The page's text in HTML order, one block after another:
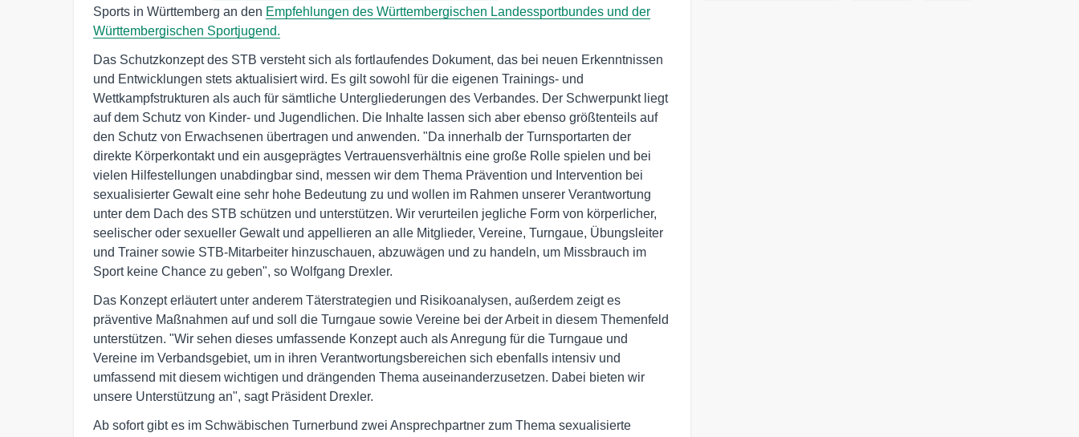
Sports in Württemberg an den Empfehlungen des Württembergischen Landessportbundes und der
Württembergischen Sportjugend.
Das Schutzkonzept des STB versteht sich als fortlaufendes Dokument, das bei neuen Erkenntnissen
und Entwicklungen stets aktualisiert wird. Es gilt sowohl für die eigenen Trainings- und
Wettkampfstrukturen als auch für sämtliche Untergliederungen des Verbandes. Der Schwerpunkt liegt
auf dem Schutz von Kinder- und Jugendlichen. Die Inhalte lassen sich aber ebenso größtenteils auf
den Schutz von Erwachsenen übertragen und anwenden. "Da innerhalb der Turnsportarten der
direkte Körperkontakt und ein ausgeprägtes Vertrauensverhältnis eine große Rolle spielen und bei
vielen Hilfestellungen unabdingbar sind, messen wir dem Thema Prävention und Intervention bei
sexualisierter Gewalt eine sehr hohe Bedeutung zu und wollen im Rahmen unserer Verantwortung
unter dem Dach des STB schützen und unterstützen. Wir verurteilen jegliche Form von körperlicher,
seelischer oder sexueller Gewalt und appellieren an alle Mitglieder, Vereine, Turngaue, Übungsleiter
und Trainer sowie STB-Mitarbeiter hinzuschauen, abzuwägen und zu handeln, um Missbrauch im
Sport keine Chance zu geben", so Wolfgang Drexler.
Das Konzept erläutert unter anderem Täterstrategien und Risikoanalysen, außerdem zeigt es
präventive Maßnahmen auf und soll die Turngaue sowie Vereine bei der Arbeit in diesem Themenfeld
unterstützen. "Wir sehen dieses umfassende Konzept auch als Anregung für die Turngaue und
Vereine im Verbandsgebiet, um in ihren Verantwortungsbereichen sich ebenfalls intensiv und
umfassend mit diesem wichtigen und drängenden Thema auseinanderzusetzen. Dabei bieten wir
unsere Unterstützung an", sagt Präsident Drexler.
Ab sofort gibt es im Schwäbischen Turnerbund zwei Ansprechpartner zum Thema sexualisierte